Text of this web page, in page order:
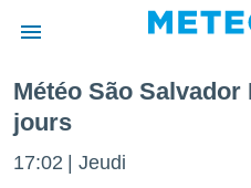
de
Météo São Salvador
jours
17:02 Jeudi